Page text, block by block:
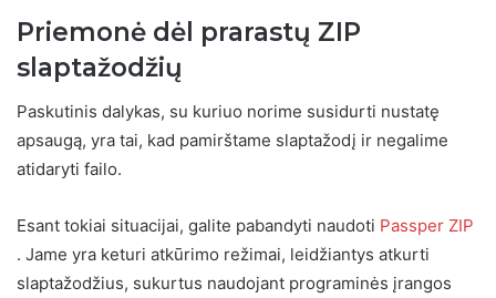
Priemonė dėl prarastų ZIP
slaptažodžių
Paskutinis dalykas, su kuriuo norime susidurti nustatę
apsaugą, yra tai, kad pamirštame slaptažodį ir negalime
atidaryti failo.
Esant tokiai situacijai, galite pabandyti naudoti Passper ZIP
. Jame yra keturi atkūrimo režimai, leidžiantys atkurti
slaptažodžius, sukurtus naudojant programinės įrangos